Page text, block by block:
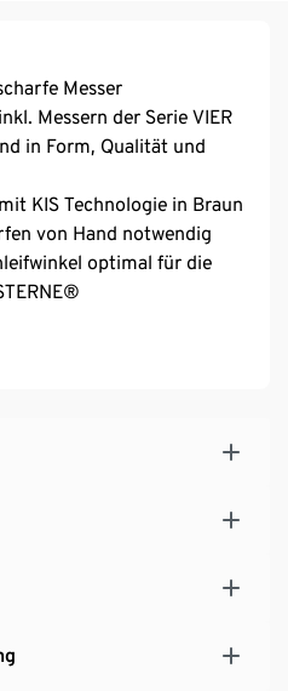
Messer
Messern der Serie VIER
in Form, Qualität und
KIS Technologie in Braun
von Hand notwendig
optimal für die
an den Fächern für
geschützt
optimalen Winkel –
mit